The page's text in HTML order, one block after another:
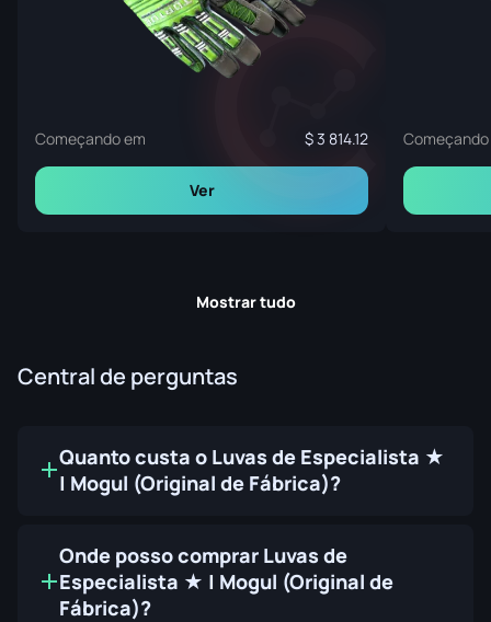
Começando em 3 814.12
Ver
Mostrar tudo
Central de perguntas
Quanto custa o Luvas de Especialista ★
| Mogul (Original de Fábrica)?
Onde posso comprar Luvas de
Especialista ★ | Mogul (Original de
Fábrica)?